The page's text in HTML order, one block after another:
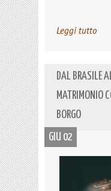
Leggi tutto
DAL BRASILE
MATRIMONIO
BORGO
GIU 02